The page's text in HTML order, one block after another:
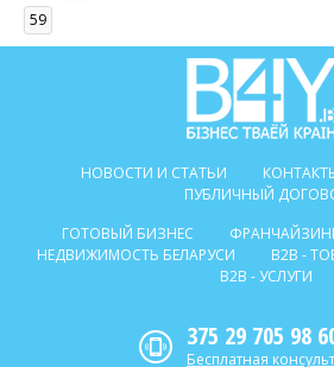
59
НОВОСТИ И СТАТЬИ
ПУБЛИЧНЫЙ
ГОТОВЫЙ БИЗНЕС
НЕДВИЖИМОСТЬ БЕЛАРУСИ
B2B -
B2B - УСЛУГИ
375 29 705 98
Бесплатная